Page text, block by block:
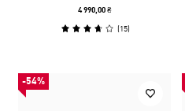
4 990,00 ₴
(15)
-54%